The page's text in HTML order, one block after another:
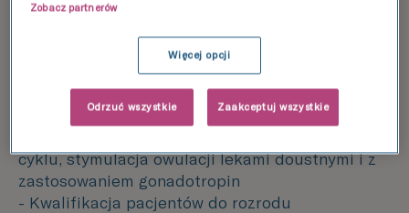
Co oferuje gabinet
- Diagnostyka niepłodnościowa: badanie
lekarskie i laboratoryjne, USG
cyklu, stymulacja owulacji lekami doustnymi i z
zastosowaniem gonadotropin
- Kwalifikacja pacjentów do rozrodu
Zobacz partnerów
Więcej opcji
Odrzuć wszystkie Zaakceptuj wszystkie